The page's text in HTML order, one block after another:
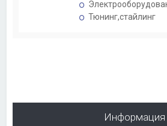
Тюнинг,стайлинг
Информация